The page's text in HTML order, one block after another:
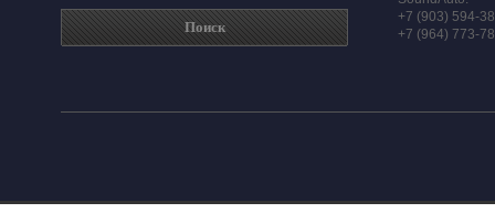
+7 (903) 594-
+7 (964) 773-